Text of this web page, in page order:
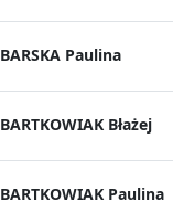
BARSKA Paulina
BARTKOWIAK Błażej
BARTKOWIAK Paulina